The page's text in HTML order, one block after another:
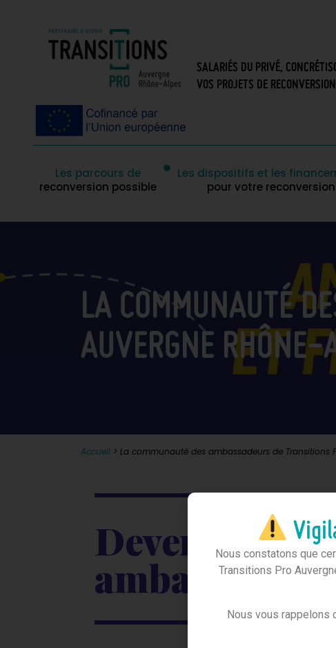
SALARIÉS DU PRIVÉ,
VOS PROJETS DE
Les parcours de
reconversion possible
Les dispositifs et les
pour votre reconversion
LA COMMUNAUTÉ
AUVERGNE RHÔNE-
Accueil > La communauté des ambassadeurs de Transitions
DevenezNous constatons que
Transitions Pro
Nous vous rappelons